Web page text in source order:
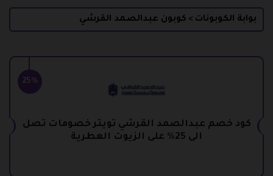
بوابة الكوبونات > كوبون عبدالصمد القرشي
25%
كود خصم عبدالصمد القرشي تويتر خصومات تصل
الى 25% على الزيوت العطرية